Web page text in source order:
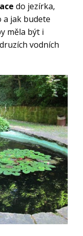
do jezírka,
a jak budete
měla být i
vodních